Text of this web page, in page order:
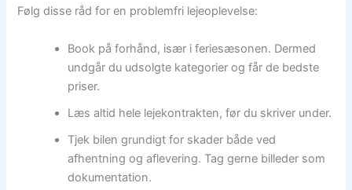
Følg disse råd for en problemfri lejeoplevelse:
Book på forhånd, især i feriesæsonen. Dermed
undgår du udsolgte kategorier og får de bedste
priser.
Læs altid hele lejekontrakten, før du skriver under.
Tjek bilen grundigt for skader både ved
afhentning og aflevering. Tag gerne billeder som
dokumentation.